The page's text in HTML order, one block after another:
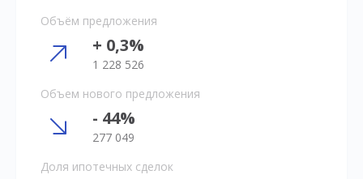
Объём предложения
+ 0,3%
1 228 526
Объем нового предложения
- 44%
277 049
Доля ипотечных сделок